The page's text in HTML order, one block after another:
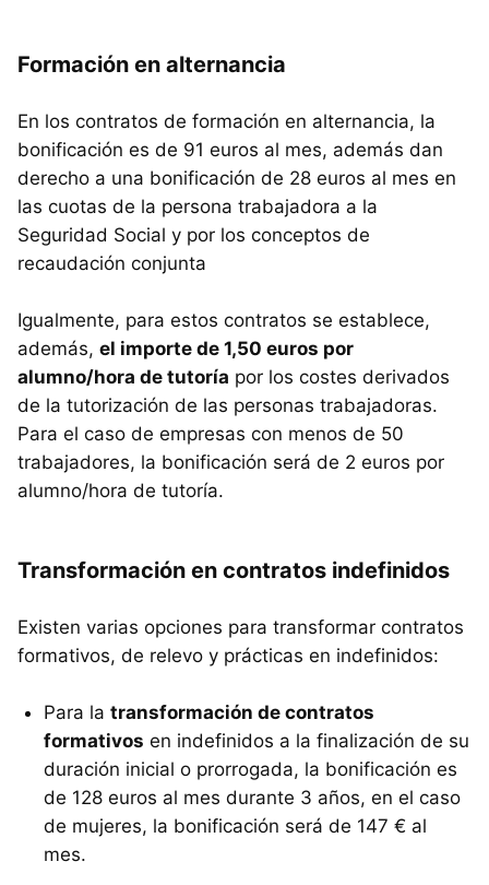
Formación en alternancia
En los contratos de formación en alternancia, la
bonificación es de 91 euros al mes, además dan
derecho a una bonificación de 28 euros al mes en
las cuotas de la persona trabajadora a la
Seguridad Social y por los conceptos de
recaudación conjunta
Igualmente, para estos contratos se establece,
además, el importe de 1,50 euros por
alumno/hora de tutoría por los costes derivados
de la tutorización de las personas trabajadoras.
Para el caso de empresas con menos de 50
trabajadores, la bonificación será de 2 euros por
alumno/hora de tutoría.
Transformación en contratos indefinidos
Existen varias opciones para transformar contratos
formativos, de relevo y prácticas en indefinidos:
Para la transformación de contratos
formativos en indefinidos a la finalización de su
duración inicial o prorrogada, la bonificación es
de 128 euros al mes durante 3 años, en el caso
de mujeres, la bonificación será de 147 € al
mes.